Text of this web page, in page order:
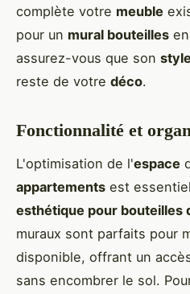
complète votre meuble
pour un mural bouteilles en
assurez-vous que son
reste de votre déco.
Fonctionnalité et
L'optimisation de l'espace
appartements est
esthétique pour bouteilles
muraux sont parfaits pour
disponible, offrant un
sans encombrer le sol.